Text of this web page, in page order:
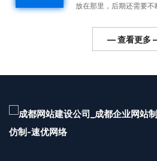
放在那里，后期还需要
助更...
— 查看更多